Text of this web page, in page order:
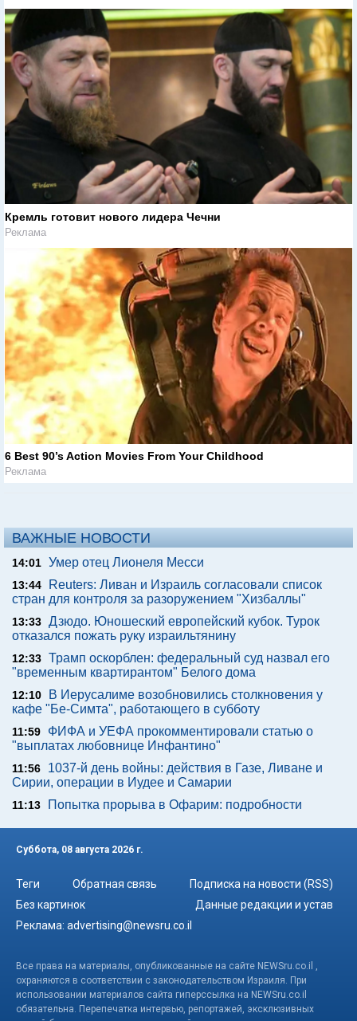
Кремль готовит нового лидера Чечни
Реклама
6 Best 90’s Action Movies From Your Childhood
Реклама
ВАЖНЫЕ НОВОСТИ
14:01 Умер отец Лионеля Месси
13:44
Reuters: Ливан и Израиль согласовали список
стран для контроля за разоружением "Хизбаллы"
13:33 Дзюдо. Юношеский европейский кубок. Турок
отказался пожать руку израильтянину
12:33 Трамп оскорблен: федеральный суд назвал его
"временным квартирантом" Белого дома
12:10
В Иерусалиме возобновились столкновения у
кафе "Бе-Симта", работающего в субботу
11:59
ФИФА и УЕФА прокомментировали статью о
"выплатах любовнице Инфантино"
11:56
1037-й день войны: действия в Газе, Ливане и
Сирии, операции в Иудее и Самарии
11:13 Попытка прорыва в Офарим: подробности
Суббота, 08 августа 2026 г.
Теги Обратная связь
Подписка на новости (RSS)
Без картинок
Данные редакции и устав
Реклама: advertising@newsru.co.il
Все права на материалы, опубликованные на сайте NEWSru.co.il ,
охраняются в соответствии с законодательством Израиля. При
использовании материалов сайта гиперссылка на NEWSru.co.il
обязательна. Перепечатка интервью, репортажей, эксклюзивных